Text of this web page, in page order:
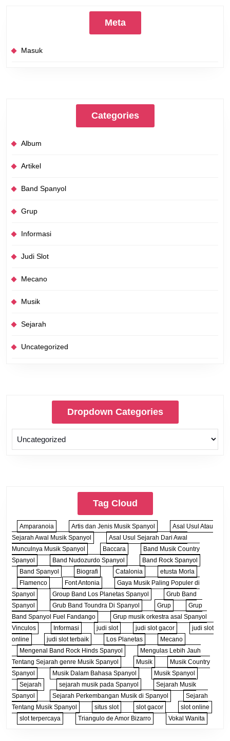
Meta
Masuk
Categories
Album
Artikel
Band Spanyol
Grup
Informasi
Judi Slot
Mecano
Musik
Sejarah
Uncategorized
Dropdown Categories
Tag Cloud
Amparanoia Artis dan Jenis Musik Spanyol
Asal Usul Atau
Sejarah Awal Musik Spanyol
Asal Usul Sejarah Dari Awal
Munculnya Musik Spanyol
Baccara
Band Musik Country
Spanyol
Band Nudozurdo Spanyol
Band Rock Spanyol
Band Spanyol
Biografi Catalonia
etusta Morla
Flamenco
Font Antonia
Gaya Musik Paling Populer di
Spanyol
Group Band Los Planetas Spanyol
Grub Band
Spanyol
Grub Band Toundra Di Spanyol Grup
Grup
Band Spanyol Fuel Fandango
Grup musik orkestra asal Spanyol
Vinculos
Informasi judi slot judi slot gacor
judi slot
online
judi slot terbaik Los Planetas
Mecano
Mengenal Band Rock Hinds Spanyol
Mengulas Lebih Jauh
Tentang Sejarah genre Musik Spanyol
Musik
Musik Country
Spanyol
Musik Dalam Bahasa Spanyol
Musik Spanyol
Sejarah
sejarah musik pada Spanyol
Sejarah Musik
Spanyol
Sejarah Perkembangan Musik di Spanyol
Sejarah
Tentang Musik Spanyol
situs slot slot gacor
slot online
slot terpercaya
Triangulo de Amor Bizarro Vokal Wanita